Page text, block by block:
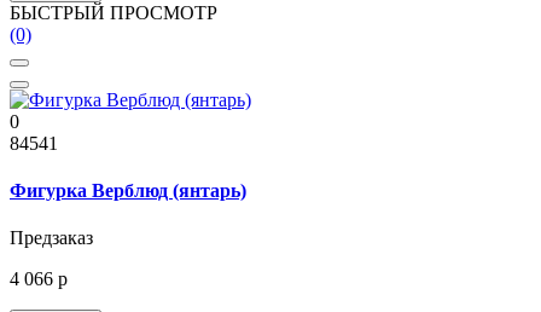
БЫСТРЫЙ ПРОСМОТР
(0)
0
84541
Фигурка Верблюд (янтарь)
Предзаказ
4 066 р